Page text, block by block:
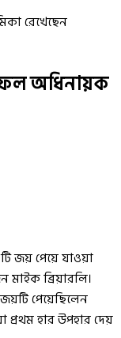
সফল অধিনায়ক
জয় পেয়ে যাওয়া
মাইক ব্রিয়ারলি।
পেয়েছিলেন
প্রথম হার উপহার দেয়